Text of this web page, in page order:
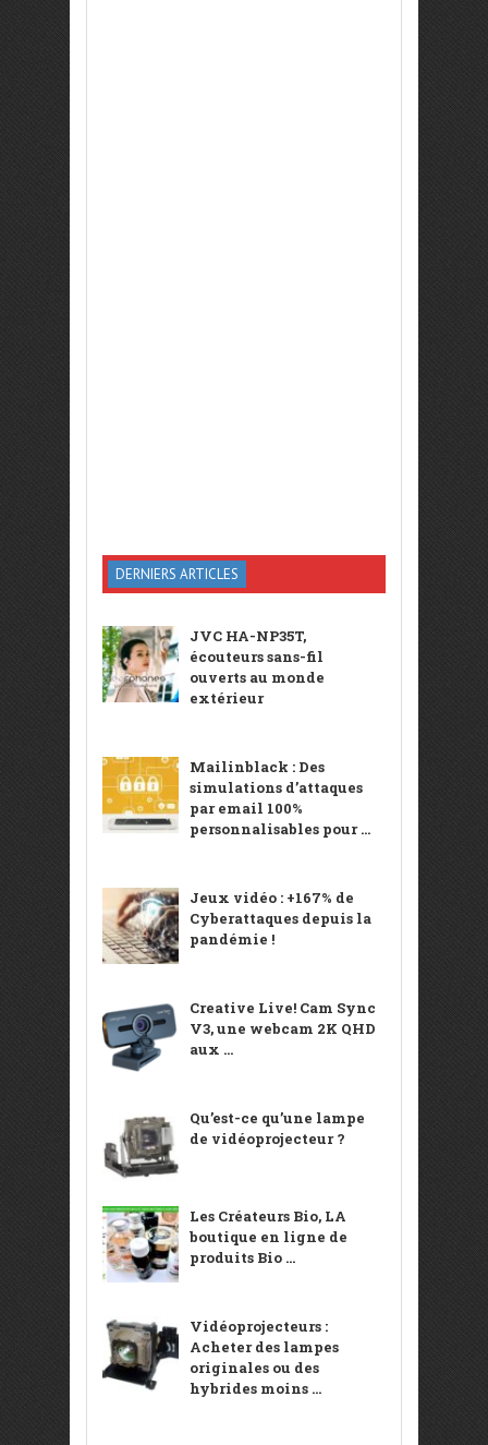
DERNIERS ARTICLES
JVC HA-NP35T,
écouteurs sans-fil
ouverts au monde
extérieur
Mailinblack : Des
simulations d’attaques
par email 100%
personnalisables pour ...
Jeux vidéo : +167% de
Cyberattaques depuis la
pandémie !
Creative Live! Cam Sync
V3, une webcam 2K QHD
aux ...
Qu’est-ce qu’une lampe
de vidéoprojecteur ?
Les Créateurs Bio, LA
boutique en ligne de
produits Bio ...
Vidéoprojecteurs :
Acheter des lampes
originales ou des
hybrides moins ...